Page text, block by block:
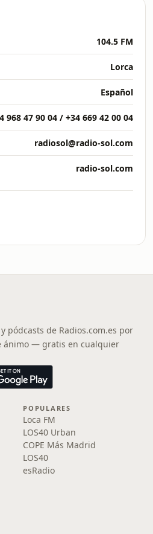
104.5 FM
Lorca
Español
968 47 90 04 / +34 669 42 00 04
radiosol@radio-sol.com
radio-sol.com
pódcasts de Radios.com.es por
ánimo — gratis en cualquier
POPULARES
Loca FM
LOS40 Urban
COPE Más Madrid
LOS40
esRadio